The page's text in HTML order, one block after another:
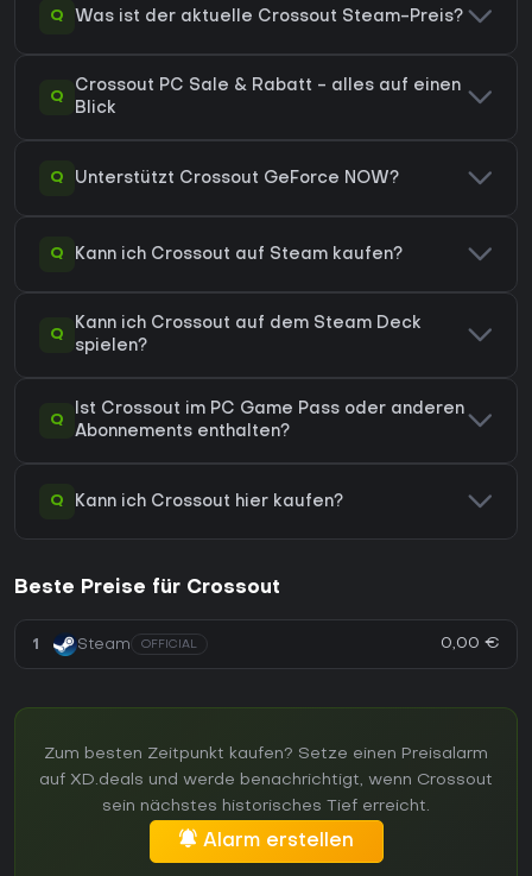
Q Was ist der aktuelle Crossout Steam-Preis?
Q
Crossout PC Sale & Rabatt - alles auf einen
Blick
Q Unterstützt Crossout GeForce NOW?
Q Kann ich Crossout auf Steam kaufen?
Q
Kann ich Crossout auf dem Steam Deck
spielen?
Q
Ist Crossout im PC Game Pass oder anderen
Abonnements enthalten?
Q Kann ich Crossout hier kaufen?
Beste Preise für Crossout
1 Steam OFFICIAL 0,00 €
Zum besten Zeitpunkt kaufen? Setze einen Preisalarm
auf XD.deals und werde benachrichtigt, wenn Crossout
sein nächstes historisches Tief erreicht.
Alarm erstellen